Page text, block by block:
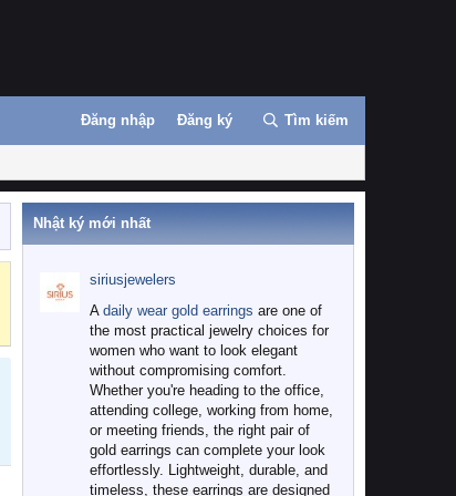
Đăng nhập Đăng ký Tìm kiếm
Nhật ký mới nhất
siriusjewelers
A daily wear gold earrings are one of
the most practical jewelry choices for
women who want to look elegant
without compromising comfort.
Whether you're heading to the office,
attending college, working from home,
or meeting friends, the right pair of
gold earrings can complete your look
effortlessly. Lightweight, durable, and
timeless, these earrings are designed